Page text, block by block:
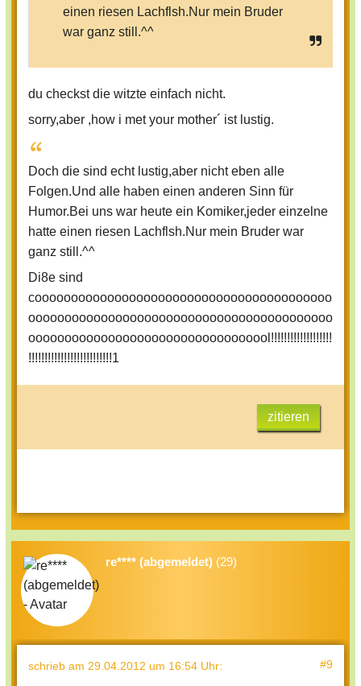
einen riesen Lachflsh.Nur mein Bruder
war ganz still.^^
du checkst die witzte einfach nicht.
sorry,aber ,how i met your mother´ ist lustig.
Doch die sind echt lustig,aber nicht eben alle
Folgen.Und alle haben einen anderen Sinn für
Humor.Bei uns war heute ein Komiker,jeder einzelne
hatte einen riesen Lachflsh.Nur mein Bruder war
ganz still.^^
Di8e sind
cooooooooooooooooooooooooooooooooooooooooo
oooooooooooooooooooooooooooooooooooooooooo
oooooooooooooooooooooooooooooooool!!!!!!!!!!!!!!!!!!!
!!!!!!!!!!!!!!!!!!!!!!!!!!1
zitieren
re**** (abgemeldet) (29)
schrieb am 29.04.2012 um 16:54 Uhr: #9